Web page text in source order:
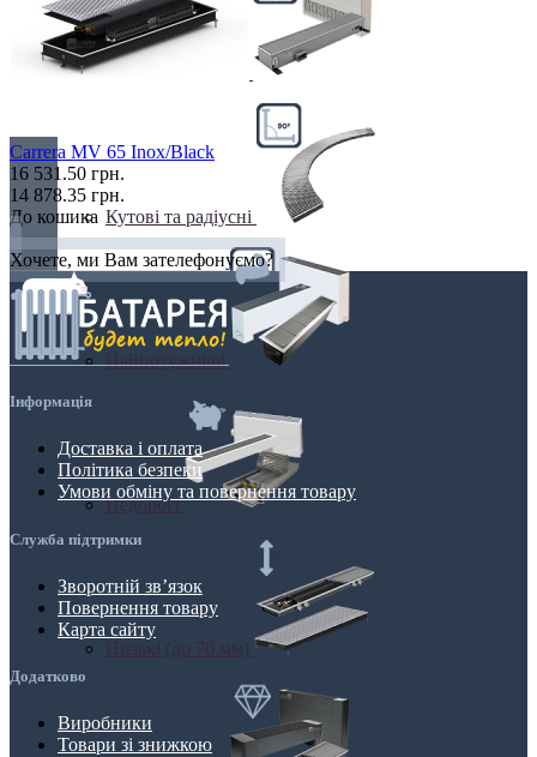
Клімаконвектори
Кутові та радіусні
Найпотужніші
Недорогі
Carrera MV 65 Inox/Black
16 531.50 грн.
14 878.35 грн.
До кошика
Хочете, ми Вам зателефонуємо?
Інформація
Доставка і оплата
Політика безпеки
Умови обміну та повернення товару
Служба підтримки
Зворотній зв’язок
Повернення товару
Карта сайту
Додатково
Виробники
Товари зі знижкою